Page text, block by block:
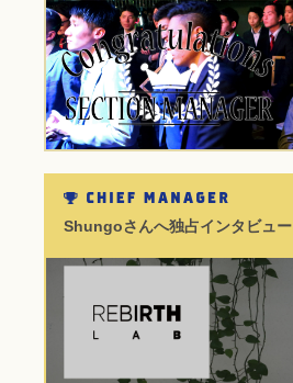
Shungoさんへ独占インタビュー